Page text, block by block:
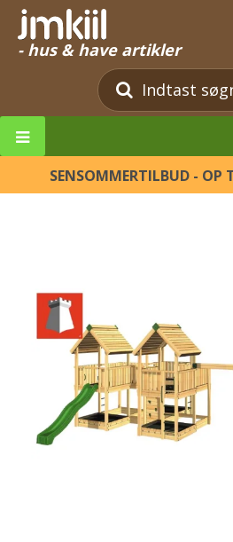
- hus & have artikler
SENSOMMERTILBUD -